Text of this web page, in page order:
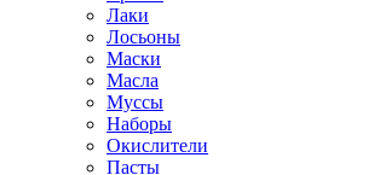
Лаки
Лосьоны
Маски
Масла
Муссы
Наборы
Окислители
Пасты